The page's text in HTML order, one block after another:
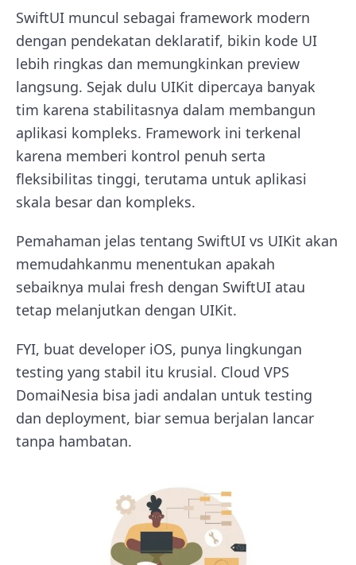
SwiftUI muncul sebagai framework modern
dengan pendekatan deklaratif, bikin kode UI
lebih ringkas dan memungkinkan preview
langsung. Sejak dulu UIKit dipercaya banyak
tim karena stabilitasnya dalam membangun
aplikasi kompleks. Framework ini terkenal
karena memberi kontrol penuh serta
fleksibilitas tinggi, terutama untuk aplikasi
skala besar dan kompleks.
Pemahaman jelas tentang SwiftUI vs UIKit akan
memudahkanmu menentukan apakah
sebaiknya mulai fresh dengan SwiftUI atau
tetap melanjutkan dengan UIKit.
FYI, buat developer iOS, punya lingkungan
testing yang stabil itu krusial. Cloud VPS
DomaiNesia bisa jadi andalan untuk testing
dan deployment, biar semua berjalan lancar
tanpa hambatan.